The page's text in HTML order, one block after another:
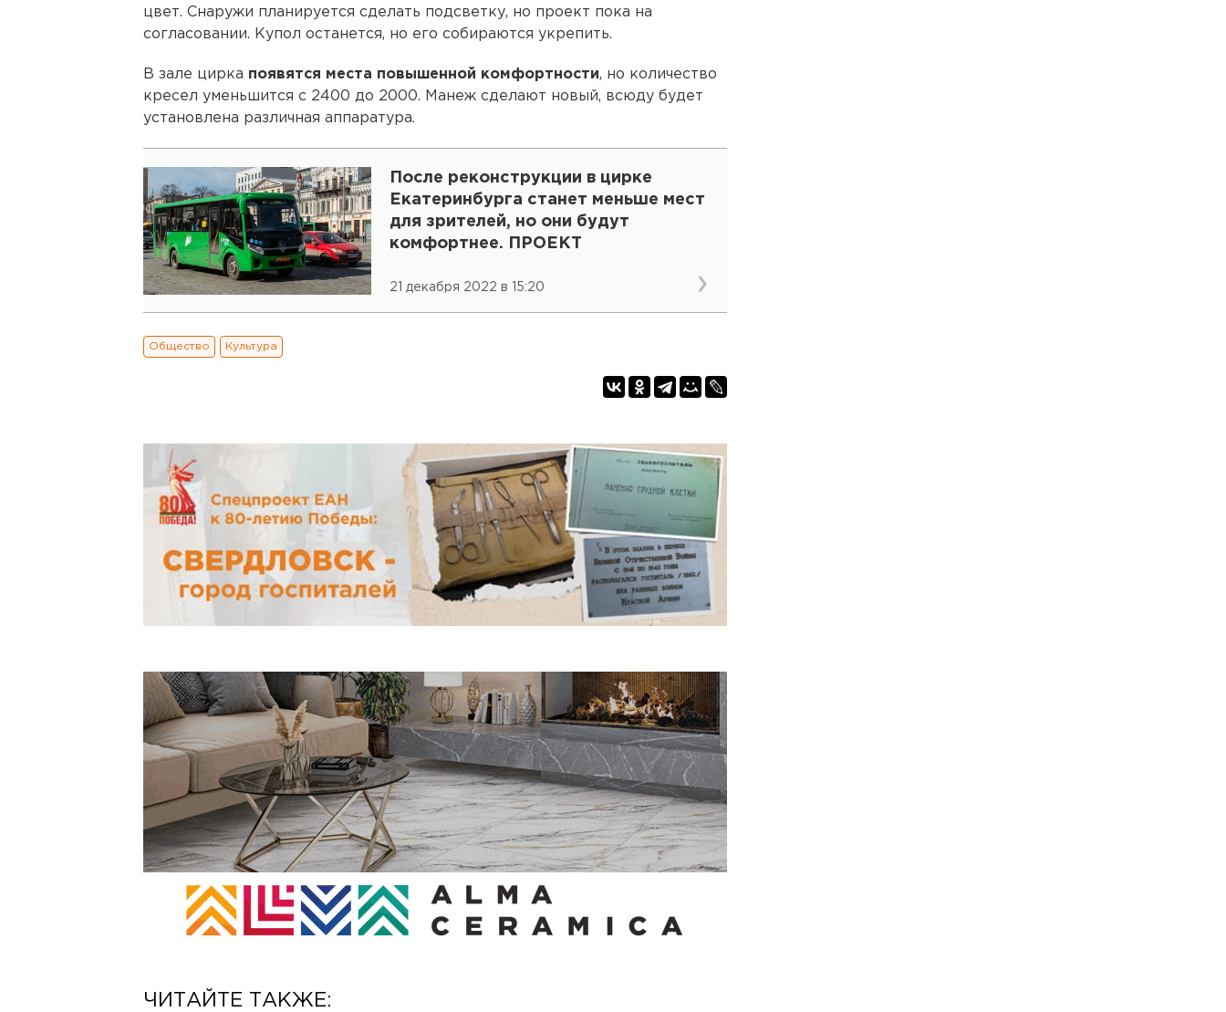
цвет. Снаружи планируется сделать подсветку, но проект пока на
согласовании. Купол останется, но его собираются укрепить.
В зале цирка появятся места повышенной комфортности, но количество
кресел уменьшится с 2400 до 2000. Манеж сделают новый, всюду будет
установлена различная аппаратура.
После реконструкции в цирке
Екатеринбурга станет меньше мест
для зрителей, но они будут
комфортнее. ПРОЕКТ
21 декабря 2022 в 15:20
Общество Культура
ЧИТАЙТЕ ТАКЖЕ: